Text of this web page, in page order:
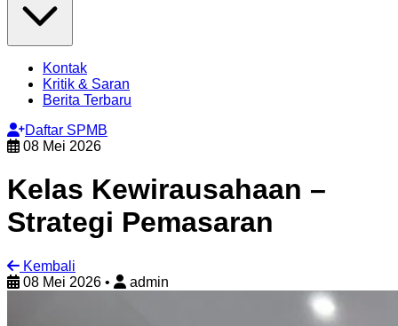
Kontak
Kritik & Saran
Berita Terbaru
Daftar SPMB
08 Mei 2026
Kelas Kewirausahaan –
Strategi Pemasaran
Kembali
08 Mei 2026 • admin